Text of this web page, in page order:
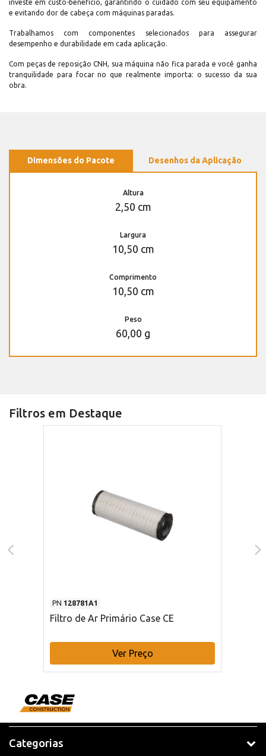
investe em custo-benefício, garantindo o cuidado com seu equipamento
e evitando dor de cabeça com máquinas paradas.
Trabalhamos com componentes selecionados para assegurar
desempenho e durabilidade em cada aplicação.
Com peças de reposição CNH, sua máquina não fica parada e você ganha
tranquilidade para focar no que realmente importa: o sucesso da sua
obra.
Dimensões do Pacote Desenhos da Aplicação
Altura
2,50 cm
Largura
10,50 cm
Comprimento
10,50 cm
Peso
60,00 g
Filtros em Destaque
PN 128781A1
Filtro de Ar Primário Case CE
Ver Preço
Categorias